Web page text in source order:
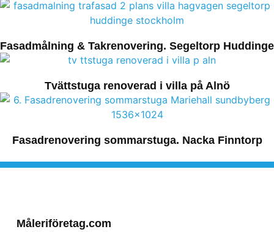
Fasadmålning & Takrenovering. Segeltorp Huddinge
Tvättstuga renoverad i villa på Alnö
Fasadrenovering sommarstuga. Nacka Finntorp
Måleriföretag.com